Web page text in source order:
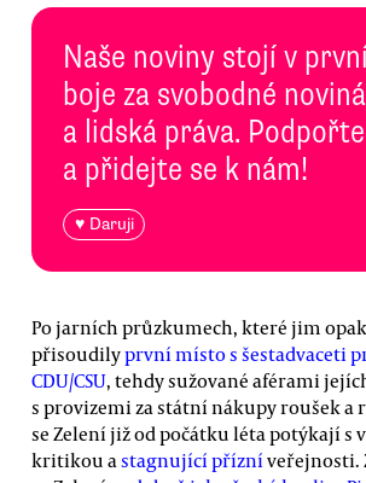
Naše noviny stojí v
boje za svobodné
a lidská práva.
a přidejte se k nám!
♥ Daruji
Po jarních průzkumech, které jim
přisoudilyprvní místo s šestadvaceti
CDU/CSU, tehdy sužované aférami
s provizemi za státní nákupy roušek a
se Zelení již od počátku léta potýkají s
kritikou a stagnující přízní veřejnosti.